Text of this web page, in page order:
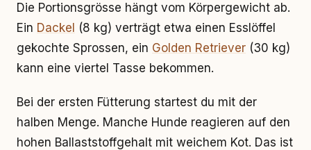
Die Portionsgrösse hängt vom Körpergewicht ab.
Ein Dackel (8 kg) verträgt etwa einen Esslöffel
gekochte Sprossen, ein Golden Retriever (30 kg)
kann eine viertel Tasse bekommen.
Bei der ersten Fütterung startest du mit der
halben Menge. Manche Hunde reagieren auf den
hohen Ballaststoffgehalt mit weichem Kot. Das ist